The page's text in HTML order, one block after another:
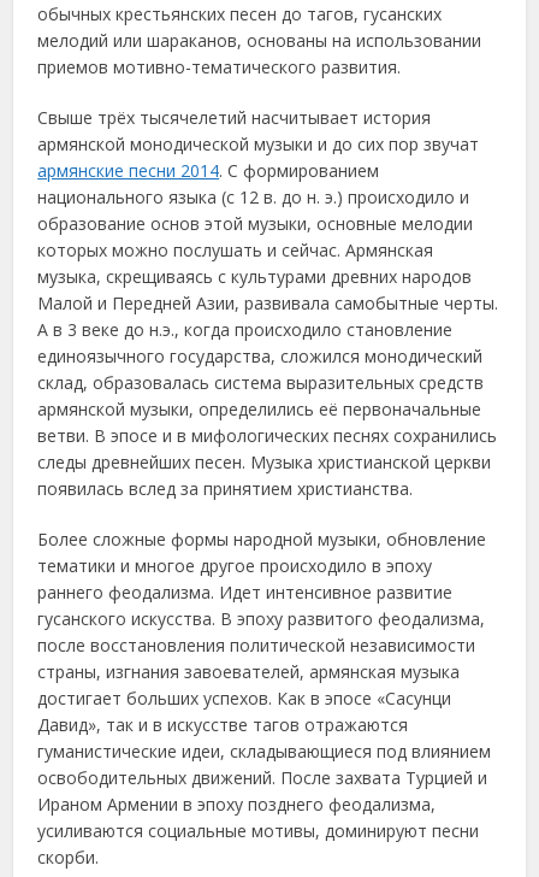
обычных крестьянских песен до тагов, гусанских
мелодий или шараканов, основаны на использовании
приемов мотивно-тематического развития.
Свыше трёх тысячелетий насчитывает история
армянской монодической музыки и до сих пор звучат
армянские песни 2014. С формированием
национального языка (с 12 в. до н. э.) происходило и
образование основ этой музыки, основные мелодии
которых можно послушать и сейчас. Армянская
музыка, скрещиваясь с культурами древних народов
Малой и Передней Азии, развивала самобытные черты.
А в 3 веке до н.э., когда происходило становление
единоязычного государства, сложился монодический
склад, образовалась система выразительных средств
армянской музыки, определились её первоначальные
ветви. В эпосе и в мифологических песнях сохранились
следы древнейших песен. Музыка христианской церкви
появилась вслед за принятием христианства.
Более сложные формы народной музыки, обновление
тематики и многое другое происходило в эпоху
раннего феодализма. Идет интенсивное развитие
гусанского искусства. В эпоху развитого феодализма,
после восстановления политической независимости
страны, изгнания завоевателей, армянская музыка
достигает больших успехов. Как в эпосе «Сасунци
Давид», так и в искусстве тагов отражаются
гуманистические идеи, складывающиеся под влиянием
освободительных движений. После захвата Турцией и
Ираном Армении в эпоху позднего феодализма,
усиливаются социальные мотивы, доминируют песни
скорби.